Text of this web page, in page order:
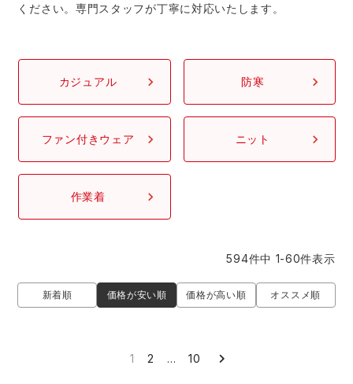
レインウェア・カッパ
ヤッケ
作業用小物・アクセサリー
つなぎ
ファン付き作業着・空調服
作業用ポロシャツランキング
作業用手袋ランキング
レインウェアランキング
コーコス ランキング
GUSH FORCE CUP
GDジャパン カーシーカシマ
シンメン 日進ゴム
グラディエーター
ニオイクリア タカヤ商事
運送・倉庫作業服
清掃・ビルメンテ作業服
夜間・高視認性安全服
ください。専門スタッフが丁寧に対応いたします。
カジュアル 防寒
ファン付きウェア ニット
作業着
新着順 価格が安い順 価格が高い順 オススメ順
594件中 1-60件表示
1 2 … 10